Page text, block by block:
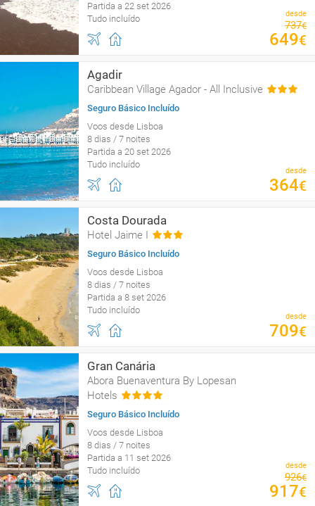
Partida a 22 set 2026
Tudo incluído
desde
737€
649€
Agadir
Caribbean Village Agador - All Inclusive
Seguro Básico Incluído
Voos desde Lisboa
8 dias / 7 noites
Partida a 20 set 2026
Tudo incluído
desde
364€
Costa Dourada
Hotel Jaime I
Seguro Básico Incluído
Voos desde Lisboa
8 dias / 7 noites
Partida a 8 set 2026
Tudo incluído
desde
709€
Gran Canária
Abora Buenaventura By Lopesan
Hotels
Seguro Básico Incluído
Voos desde Lisboa
8 dias / 7 noites
Partida a 11 set 2026
Tudo incluído
desde
926€
917€